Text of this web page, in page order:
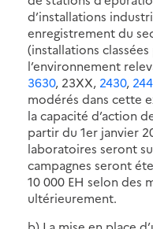
d’installations
enregistrement du
(installations
l’environnement
3630, 23XX, 2430,
modérés dans cette
la capacité d’action
partir du 1er janvier
laboratoires seront
campagnes seront
10 000 EH selon des
ultérieurement.